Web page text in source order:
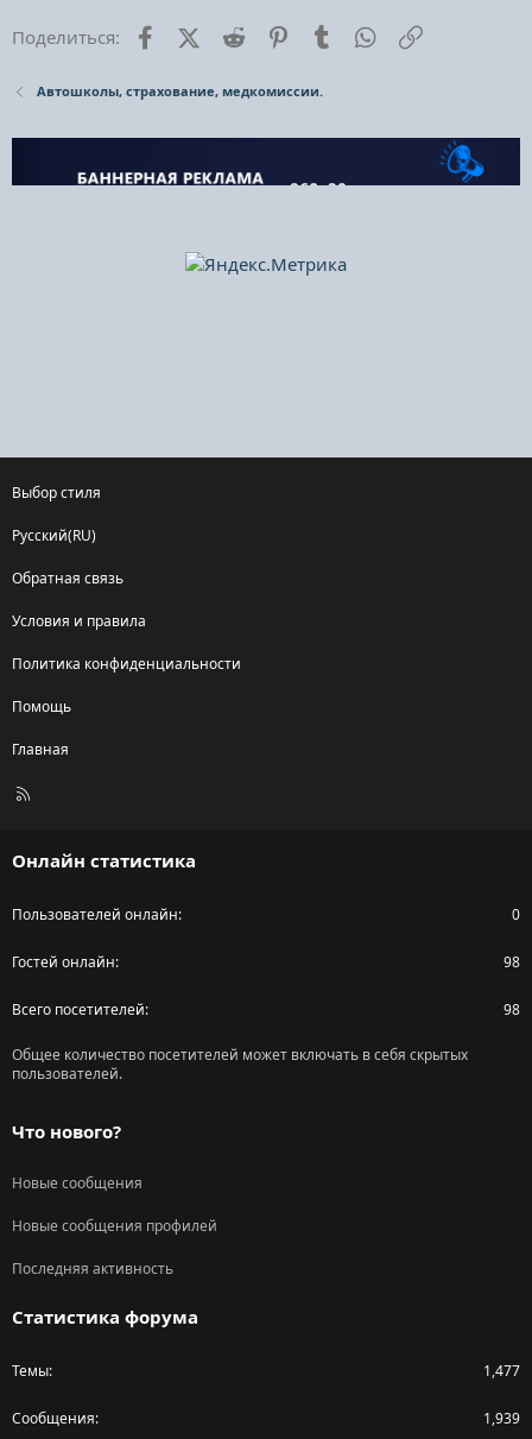
Поделиться: FacebookX (Twitter)
Reddit PinterestTumblr WhatsApp
Автошколы, страхование, медкомиссии.
Выбор стиля
Русский(RU)
Обратная связь
Условия и правила
Политика конфиденциальности
Помощь
Главная
R
Онлайн статистика
Пользователей онлайн 0
Гостей онлайн 98
Всего посетителей 98
Общее количество посетителей может включать в себя скрытых
пользователей.
Что нового?
Новые сообщения
Новые сообщения профилей
Последняя активность
Статистика форума
Темы 1,477
Сообщения 1,939